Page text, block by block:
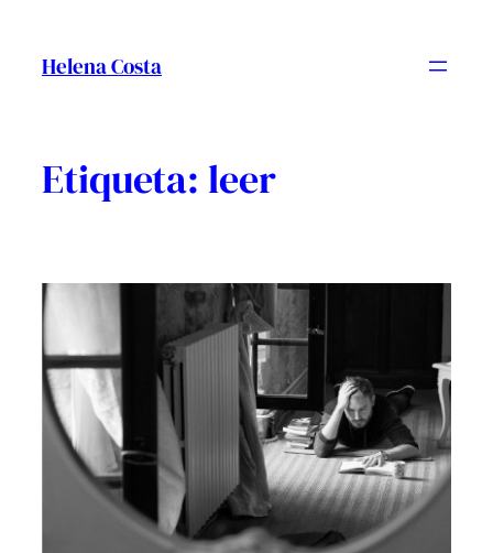
contingut
Helena Costa
Etiqueta: leer